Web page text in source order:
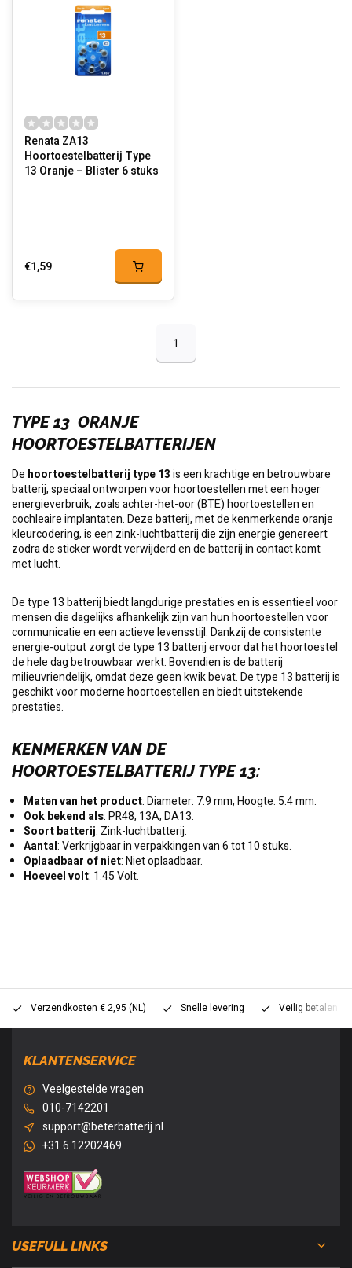
Renata ZA13
Hoortoestelbatterij Type
13 Oranje – Blister 6 stuks
€1,59
1
TYPE 13 ORANJE
HOORTOESTELBATTERIJEN
De hoortoestelbatterij type 13is een krachtige en betrouwbare
batterij, speciaal ontworpen voor hoortoestellen met een hoger
energieverbruik, zoals achter-het-oor (BTE) hoortoestellen en
cochleaire implantaten. Deze batterij, met de kenmerkende oranje
kleurcodering, is een zink-luchtbatterij die zijn energie genereert
zodra de sticker wordt verwijderd en de batterij in contact komt
met lucht.
De type 13 batterij biedt langdurige prestaties en is essentieel voor
mensen die dagelijks afhankelijk zijn van hun hoortoestellen voor
communicatie en een actieve levensstijl. Dankzij de consistente
energie-output zorgt de type 13 batterij ervoor dat het hoortoestel
de hele dag betrouwbaar werkt. Bovendien is de batterij
milieuvriendelijk, omdat deze geen kwik bevat. De type 13 batterij is
geschikt voor moderne hoortoestellen en biedt uitstekende
prestaties.
KENMERKEN VAN DE
HOORTOESTELBATTERIJ TYPE 13:
Maten van het product: Diameter: 7.9 mm, Hoogte: 5.4 mm.
Ook bekend als: PR48, 13A, DA13.
Soort batterij: Zink-luchtbatterij.
Aantal: Verkrijgbaar in verpakkingen van 6 tot 10 stuks.
Oplaadbaar of niet: Niet oplaadbaar.
Hoeveel volt: 1.45 Volt.
Verzendkosten € 2,95 (NL) Snelle levering Veilig betalen
KLANTENSERVICE
Veelgestelde vragen
010-7142201
support@beterbatterij.nl
+31 6 12202469
USEFULL LINKS